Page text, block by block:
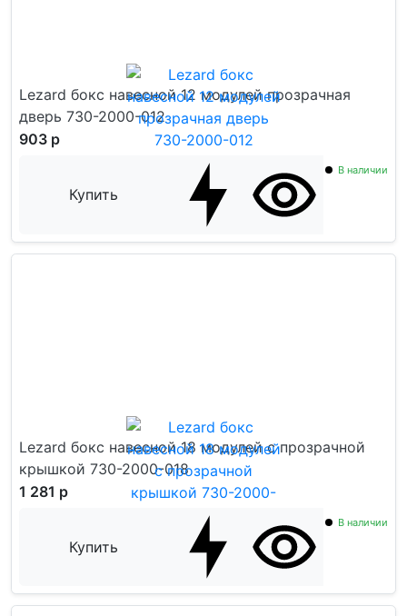
Lezard бокс навесной 12 модулей прозрачная
дверь 730-2000-012
903 р
Купить
В наличии
Lezard бокс навесной 18 модулей с прозрачной
крышкой 730-2000-018
1 281 р
Купить
В наличии